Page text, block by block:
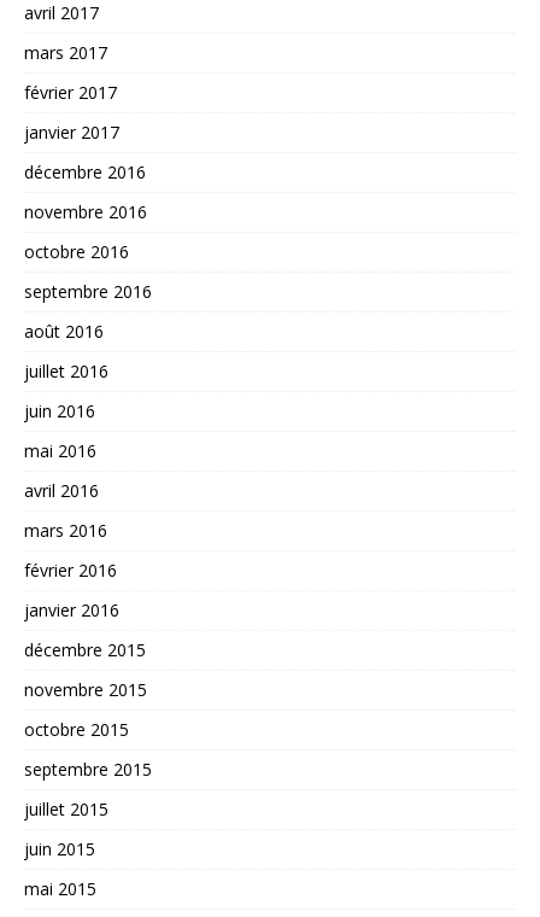
avril 2017
mars 2017
février 2017
janvier 2017
décembre 2016
novembre 2016
octobre 2016
septembre 2016
août 2016
juillet 2016
juin 2016
mai 2016
avril 2016
mars 2016
février 2016
janvier 2016
décembre 2015
novembre 2015
octobre 2015
septembre 2015
juillet 2015
juin 2015
mai 2015